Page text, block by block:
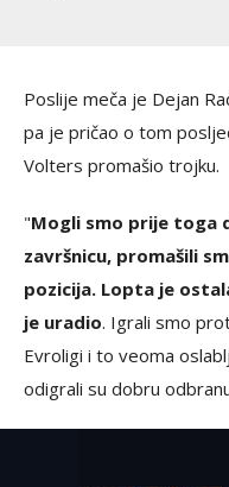
Poslije meča je Dejan
pa je pričao o tom
Volters promašio trojku.
"Mogli smo prije toga
završnicu, promašili
pozicija. Lopta je
je uradio. Igrali smo
Evroligi i to veoma
odigrali su dobru